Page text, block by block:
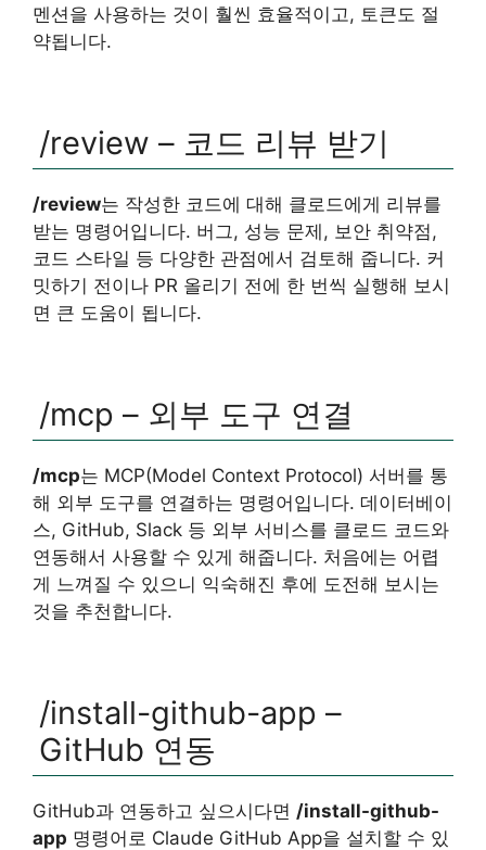
멘션을 사용하는 것이 훨씬 효율적이고, 토큰도 절
약됩니다.
/review – 코드 리뷰 받기
/review는 작성한 코드에 대해 클로드에게 리뷰를
받는 명령어입니다. 버그, 성능 문제, 보안 취약점,
코드 스타일 등 다양한 관점에서 검토해 줍니다. 커
밋하기 전이나 PR 올리기 전에 한 번씩 실행해 보시
면 큰 도움이 됩니다.
/mcp – 외부 도구 연결
/mcp는 MCP(Model Context Protocol) 서버를 통
해 외부 도구를 연결하는 명령어입니다. 데이터베이
스, GitHub, Slack 등 외부 서비스를 클로드 코드와
연동해서 사용할 수 있게 해줍니다. 처음에는 어렵
게 느껴질 수 있으니 익숙해진 후에 도전해 보시는
것을 추천합니다.
/install-github-app –
GitHub 연동
GitHub과 연동하고 싶으시다면 /install-github-
app 명령어로 Claude GitHub App을 설치할 수 있